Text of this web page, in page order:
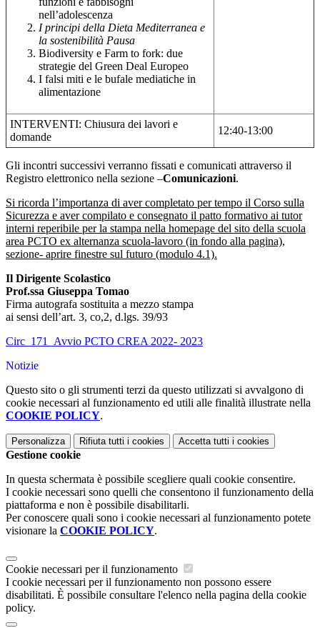
nell’adolescenza
I principi della Dieta Mediterranea e
la sostenibilità Pausa
Biodiversity e Farm to fork: due
strategie del Green Deal Europeo
I falsi miti e le bufale mediatiche in
alimentazione
INTERVENTI: Chiusura dei lavori e
domande
12:40-13:00
Gli incontri successivi verranno fissati e comunicati attraverso il
Registro elettronico nella sezione –Comunicazioni.
Si ricorda l’importanza di aver completato per tempo il Corso sulla
Sicurezza e aver compilato e consegnato il patto formativo ai tutor
interni reperibile per la stampa nella homepage del sito della scuola
area PCTO ex alternanza scuola-lavoro (in fondo alla pagina),
sezione- aprire finestre sul futuro (modulo 4.1).
Il Dirigente Scolastico
Prof.ssa Giuseppa Tomao
Firma autografa sostituita a mezzo stampa
ai sensi dell’art. 3, co,2, d.lgs. 39/93
Circ_171_Avvio PCTO CREA 2022- 2023
Notizie
Questo sito o gli strumenti terzi da questo utilizzati si avvalgono di
cookie necessari al funzionamento ed utili alle finalità illustrate nella
COOKIE POLICY.
Personalizza Rifiuta tutti i cookies Accetta tutti i cookies
Gestione cookie
In questa schermata è possibile scegliere quali cookie consentire.
I cookie necessari sono quelli che consentono il funzionamento della
piattaforma e non è possibile disabilitarli.
Per conoscere quali sono i cookie necessari al funzionamento potete
visionare la COOKIE POLICY.
Cookie necessari per il funzionamento
I cookie necessari per il funzionamento non possono essere
disabilitati. È possibile consultare l'elenco nella pagina della cookie
policy.